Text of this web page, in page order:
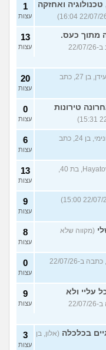
ואחזקה
1
עצות
מתוך כעס.
(אלכס, שם בדוי, בן 40, כתב ב-22/07/26
13
עצות
(עידן, בן 27, כתב
20
עצות
טירונות
0
עצות
(אנונימי, בן 24, כתב
6
עצות
(Hayatov, בת 40,
13
עצות
9
עצות
(מקווה שלא
8
עצות
(אנונימי, בת 18, כתבה ב-22/07/26
0
עצות
עליי ולא
(כינוי, בת 26, כתבה ב-22/07/26
9
עצות
בכלכלה (אלון, בן
3
עצות